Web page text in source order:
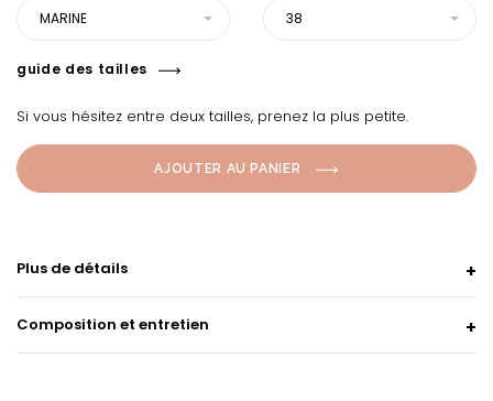
MARINE 38
guide des tailles
Si vous hésitez entre deux tailles, prenez la plus petite.
AJOUTER AU PANIER
Plus de détails
Composition et entretien